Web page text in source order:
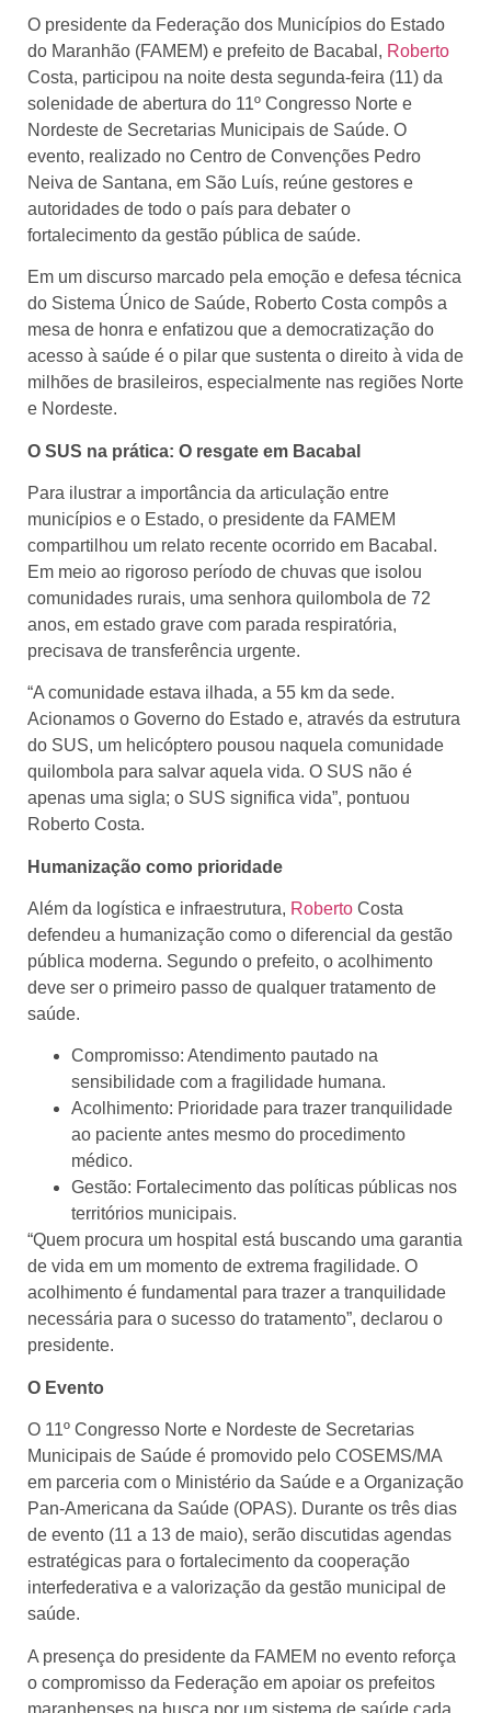
O presidente da Federação dos Municípios do Estado
do Maranhão (FAMEM) e prefeito de Bacabal, Roberto
Costa, participou na noite desta segunda-feira (11) da
solenidade de abertura do 11º Congresso Norte e
Nordeste de Secretarias Municipais de Saúde. O
evento, realizado no Centro de Convenções Pedro
Neiva de Santana, em São Luís, reúne gestores e
autoridades de todo o país para debater o
fortalecimento da gestão pública de saúde.
Em um discurso marcado pela emoção e defesa técnica
do Sistema Único de Saúde, Roberto Costa compôs a
mesa de honra e enfatizou que a democratização do
acesso à saúde é o pilar que sustenta o direito à vida de
milhões de brasileiros, especialmente nas regiões Norte
e Nordeste.
O SUS na prática: O resgate em Bacabal
Para ilustrar a importância da articulação entre
municípios e o Estado, o presidente da FAMEM
compartilhou um relato recente ocorrido em Bacabal.
Em meio ao rigoroso período de chuvas que isolou
comunidades rurais, uma senhora quilombola de 72
anos, em estado grave com parada respiratória,
precisava de transferência urgente.
“A comunidade estava ilhada, a 55 km da sede.
Acionamos o Governo do Estado e, através da estrutura
do SUS, um helicóptero pousou naquela comunidade
quilombola para salvar aquela vida. O SUS não é
apenas uma sigla; o SUS significa vida”, pontuou
Roberto Costa.
Humanização como prioridade
Além da logística e infraestrutura, Roberto Costa
defendeu a humanização como o diferencial da gestão
pública moderna. Segundo o prefeito, o acolhimento
deve ser o primeiro passo de qualquer tratamento de
saúde.
Compromisso: Atendimento pautado na
sensibilidade com a fragilidade humana.
Acolhimento: Prioridade para trazer tranquilidade
ao paciente antes mesmo do procedimento
médico.
Gestão: Fortalecimento das políticas públicas nos
territórios municipais.
“Quem procura um hospital está buscando uma garantia
de vida em um momento de extrema fragilidade. O
acolhimento é fundamental para trazer a tranquilidade
necessária para o sucesso do tratamento”, declarou o
presidente.
O Evento
O 11º Congresso Norte e Nordeste de Secretarias
Municipais de Saúde é promovido pelo COSEMS/MA
em parceria com o Ministério da Saúde e a Organização
Pan-Americana da Saúde (OPAS). Durante os três dias
de evento (11 a 13 de maio), serão discutidas agendas
estratégicas para o fortalecimento da cooperação
interfederativa e a valorização da gestão municipal de
saúde.
A presença do presidente da FAMEM no evento reforça
o compromisso da Federação em apoiar os prefeitos
maranhenses na busca por um sistema de saúde cada